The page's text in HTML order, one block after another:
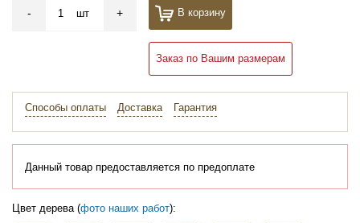
- шт + В корзину
Заказ по Вашим размерам
Способы оплаты Доставка Гарантия
Данный товар предоставляется по предоплате
Цвет дерева (фото наших работ):